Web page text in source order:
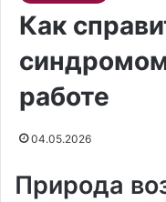
Как
работе
04.05.2026
Природа